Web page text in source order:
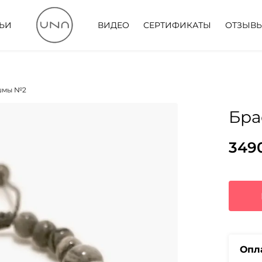
ВИДЕО СЕРТИФИКАТЫ
№2